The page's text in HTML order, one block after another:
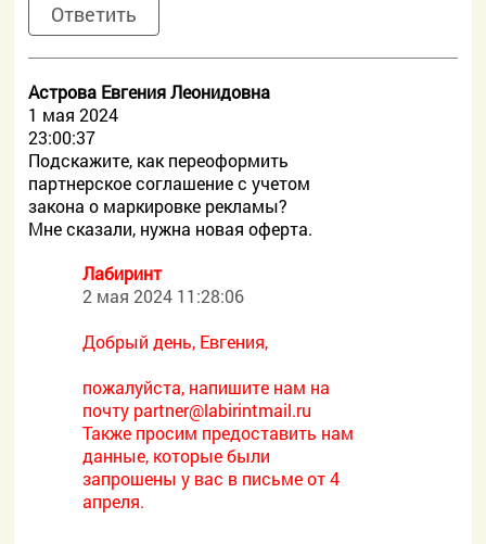
Ответить
Астрова Евгения Леонидовна
1 мая 2024
23:00:37
Подскажите, как переоформить
партнерское соглашение с учетом
закона о маркировке рекламы?
Мне сказали, нужна новая оферта.
Лабиринт
2 мая 2024 11:28:06
Добрый день, Евгения,
пожалуйста, напишите нам на
почту partner@labirintmail.ru
Также просим предоставить нам
данные, которые были
запрошены у вас в письме от 4
апреля.